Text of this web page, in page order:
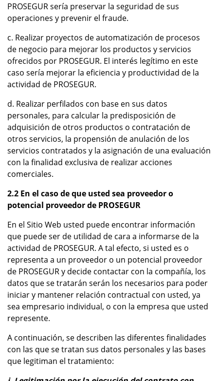
PROSEGUR sería preservar la seguridad de sus
operaciones y prevenir el fraude.
c. Realizar proyectos de automatización de procesos
de negocio para mejorar los productos y servicios
ofrecidos por PROSEGUR. El interés legítimo en este
caso sería mejorar la eficiencia y productividad de la
actividad de PROSEGUR.
d. Realizar perfilados con base en sus datos
personales, para calcular la predisposición de
adquisición de otros productos o contratación de
otros servicios, la propensión de anulación de los
servicios contratados y la asignación de una evaluación
con la finalidad exclusiva de realizar acciones
comerciales.
2.2 En el caso de que usted sea proveedor o
potencial proveedor de PROSEGUR
En el Sitio Web usted puede encontrar información
que puede ser de utilidad de cara a informarse de la
actividad de PROSEGUR. A tal efecto, si usted es o
representa a un proveedor o un potencial proveedor
de PROSEGUR y decide contactar con la compañía, los
datos que se tratarán serán los necesarios para poder
iniciar y mantener relación contractual con usted, ya
sea empresario individual, o con la empresa que usted
represente.
A continuación, se describen las diferentes finalidades
con las que se tratan sus datos personales y las bases
que legitiman el tratamiento: